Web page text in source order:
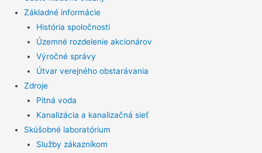
Základné informácie
História spoločnosti
Územné rozdelenie akcionárov
Výročné správy
Útvar verejného obstarávania
Zdroje
Pitná voda
Kanalizácia a kanalizačná sieť
Skúšobné laboratórium
Služby zákazníkom